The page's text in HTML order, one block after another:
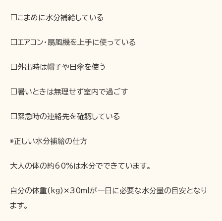
□こまめに水分補給している
□エアコン・扇風機を上手に使っている
□外出時は帽子や日傘を使う
□暑いときは無理せず室内で過ごす
□緊急時の連絡先を確認している
◉正しい水分補給の仕方
大人の体の約60%は水分でできています。
自分の体重(kg)✕30mlが一日に必要な水分量の目安となり
ます。